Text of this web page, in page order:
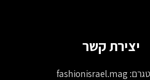
יצירת קשר
fashionisrael.mag